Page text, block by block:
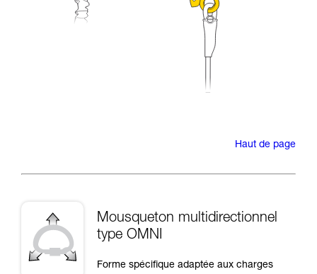
Haut de page
Mousqueton multidirectionnel
type OMNI
Forme spécifique adaptée aux charges